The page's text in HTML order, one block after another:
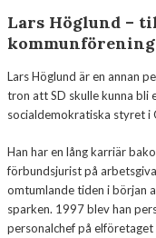
Lars Höglund –
kommunförening
Lars Höglund är en annan
tron att SD skulle kunna
socialdemokratiska styret i
Han har en lång karriär
förbundsjurist på
omtumlande tiden i början
sparken. 1997 blev han
personalchef på